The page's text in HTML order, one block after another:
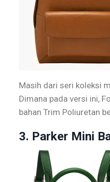
Masih dari seri koleksi
Dimana pada versi ini,
bahan Trim Poliuretan
3. Parker Mini